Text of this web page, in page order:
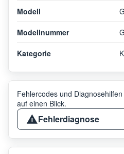
Modell
Modellnummer
Kategorie
Fehlercodes und
auf einen Blick.
Fehlerdiagnose